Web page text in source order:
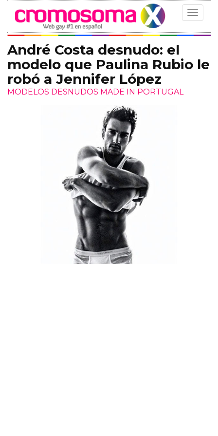
Toggle
André Costa desnudo: el
modelo que Paulina Rubio le
robó a Jennifer López
MODELOS DESNUDOS MADE IN PORTUGAL